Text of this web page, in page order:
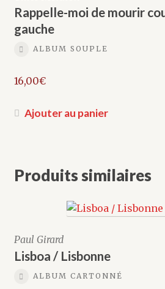
Rappelle-moi de mourir
gauche
ALBUM SOUPLE
16,00€
Ajouter au panier
Produits similaires
Paul Girard
Lisboa / Lisbonne
ALBUM CARTONNÉ